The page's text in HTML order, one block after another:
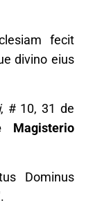
fecit
divino eius
, # 10, 31 de
Magisterio
Dominus